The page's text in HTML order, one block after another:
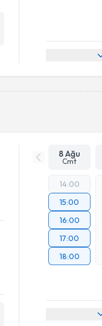
8 Ağu
Cmt
14:00
15:00
16:00
17:00
18:00